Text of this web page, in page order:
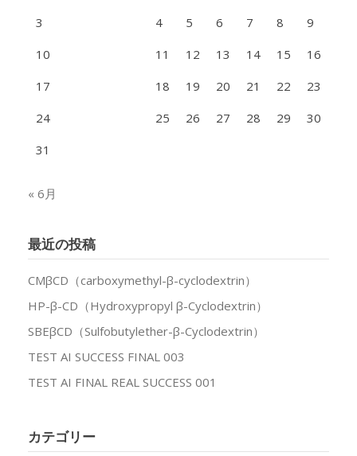
3
4 5 6 7 8
9
10
11 12 13 14 15
16
17
18 19 20 21 22
23
24
25 26 27 28 29
30
31
« 6月
最近の投稿
CMβCD（carboxymethyl-β-cyclodextrin）
HP-β-CD（Hydroxypropyl β-Cyclodextrin）
SBEβCD（Sulfobutylether-β-Cyclodextrin）
TEST AI SUCCESS FINAL 003
TEST AI FINAL REAL SUCCESS 001
カテゴリー